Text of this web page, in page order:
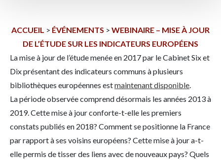
ACCUEIL > ÉVÉNEMENTS > WEBINAIRE – MISE À JOUR
DE L’ÉTUDE SUR LES INDICATEURS EUROPÉENS
La mise à jour de l’étude menée en 2017 par le Cabinet Six et
Dix présentant des indicateurs communs à plusieurs
bibliothèques européennes estmaintenant disponible.
La période observée comprend désormais les années 2013 à
2019. Cette mise à jour conforte-t-elle les premiers
constats publiés en 2018? Comment se positionne la France
par rapport à ses voisins européens? Cette mise à jour a-t-
elle permis de tisser des liens avec de nouveaux pays? Quels